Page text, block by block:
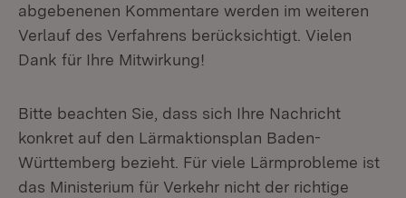
abgebenenen Kommentare werden im weiteren
Verlauf des Verfahrens berücksichtigt. Vielen
Dank für Ihre Mitwirkung!
Bitte beachten Sie, dass sich Ihre Nachricht
konkret auf den Lärmaktionsplan Baden-
Württemberg bezieht. Für viele Lärmprobleme ist
das Ministerium für Verkehr nicht der richtige